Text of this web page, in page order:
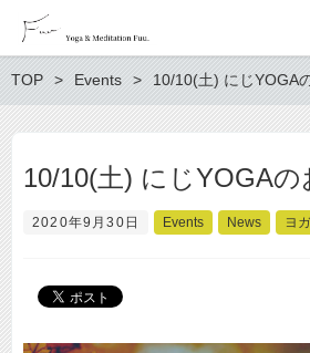
TOP Events 10/10(土) にじYOGA
10/10(土) にじYOGAの
2020年9月30日 Events News ヨ